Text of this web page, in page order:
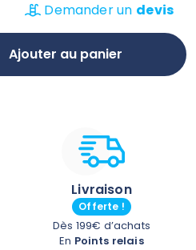
applicable sur les bâches en
Demander un devis
Ajouter au panier
Livraison
Offerte !
Dès 199€ d’achats
En Points relais